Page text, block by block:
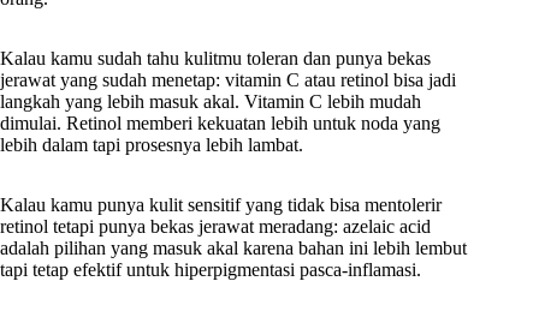
Kalau kamu sudah tahu kulitmu toleran dan punya bekas
jerawat yang sudah menetap: vitamin C atau retinol bisa jadi
langkah yang lebih masuk akal. Vitamin C lebih mudah
dimulai. Retinol memberi kekuatan lebih untuk noda yang
lebih dalam tapi prosesnya lebih lambat.
Kalau kamu punya kulit sensitif yang tidak bisa mentolerir
retinol tetapi punya bekas jerawat meradang: azelaic acid
adalah pilihan yang masuk akal karena bahan ini lebih lembut
tapi tetap efektif untuk hiperpigmentasi pasca-inflamasi.